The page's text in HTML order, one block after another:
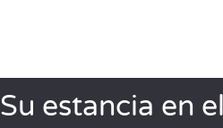
Su estancia en